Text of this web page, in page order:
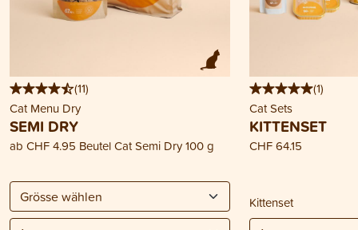
(11)
Cat Menu Dry
SEMI DRY
ab CHF 4.95 Beutel Cat Semi Dry 100 g
(1)
Cat Sets
KITTENSET
CHF 64.15
Kittenset